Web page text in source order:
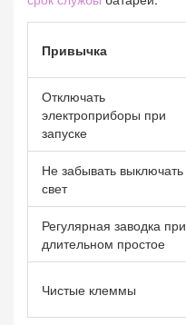
Привычка
Отключать
электроприборы при
запуске
Не забывать выключать
свет
Регулярная заводка при
длительном простое
Чистые клеммы